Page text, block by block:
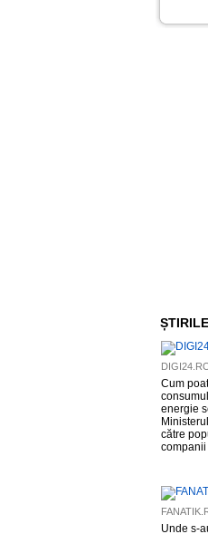
Cum
energie
către
companii
Unde s-